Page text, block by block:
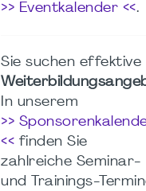
>> Eventkalender <<.
Sie suchen effektive
In unserem
>>
<< finden Sie
zahlreiche Seminar-
und Trainings-